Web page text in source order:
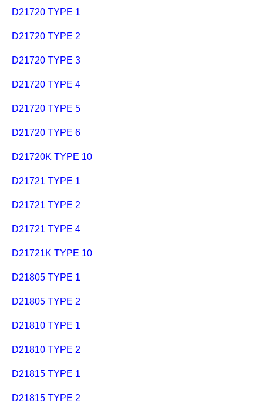
D21720 TYPE 1
D21720 TYPE 2
D21720 TYPE 3
D21720 TYPE 4
D21720 TYPE 5
D21720 TYPE 6
D21720K TYPE 10
D21721 TYPE 1
D21721 TYPE 2
D21721 TYPE 4
D21721K TYPE 10
D21805 TYPE 1
D21805 TYPE 2
D21810 TYPE 1
D21810 TYPE 2
D21815 TYPE 1
D21815 TYPE 2